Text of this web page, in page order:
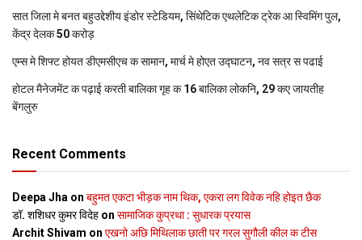
सात जिला मे बनत बहुउद्देशीय इंडोर स्‍टेडि‍यम, सिंथेटिक एथलेटिक ट्रेक आ स्विमिंग पुल,
केंद्र देलक 50 करोड़
एम्स मे शिफ्ट होयत डीएमसीएच क सामान, मार्च मे होएत उद्घाटन, नव सत्र स पढाई
होटल मैनेजमेंट क पढ़ाई करती बालिका गृह क 16 बालिका लोकनि, 29 कए जायतीह
बेंगलुरु
Recent Comments
Deepa Jha on बहुमत एकटा भीड़क नाम थिक, एकरा लग विवेक नहि होइत छैक
डॉ. शशिधर कुमर विदेह on सामाजिक कुप्रथा : सुधारक प्रयास
Archit Shivam on एखनो अछि मिथिलाक छाती पर गरल सुगौली कील क टीस